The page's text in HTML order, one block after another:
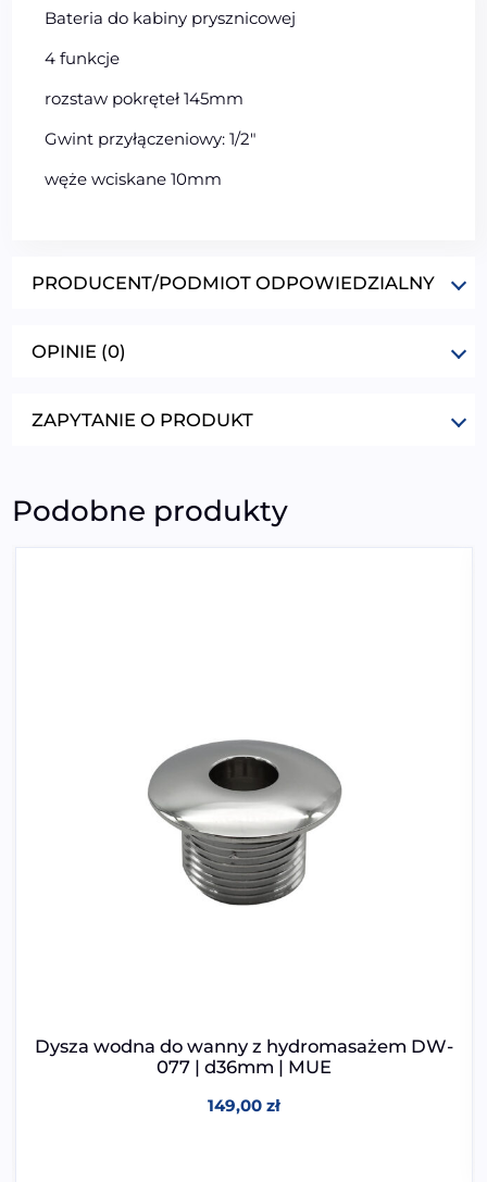
Bateria do kabiny prysznicowej
4 funkcje
rozstaw pokręteł 145mm
Gwint przyłączeniowy: 1/2″
węże wciskane 10mm
PRODUCENT/PODMIOT ODPOWIEDZIALNY
OPINIE (0)
ZAPYTANIE O PRODUKT
Podobne produkty
Dysza wodna do wanny z hydromasażem DW-
077 | d36mm | MUE
149,00 zł